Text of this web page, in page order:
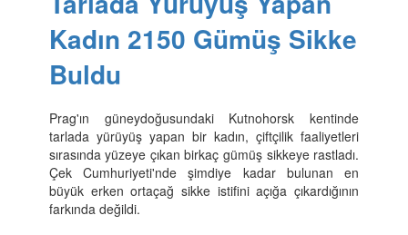
Kadın 2150 Gümüş Sikke
Buldu
Prag'ın güneydoğusundaki Kutnohorsk kentinde
tarlada yürüyüş yapan bir kadın, çiftçilik faaliyetleri
sırasında yüzeye çıkan birkaç gümüş sikkeye rastladı.
Çek Cumhuriyeti'nde şimdiye kadar bulunan en
büyük erken ortaçağ sikke istifini açığa çıkardığının
farkında değildi.